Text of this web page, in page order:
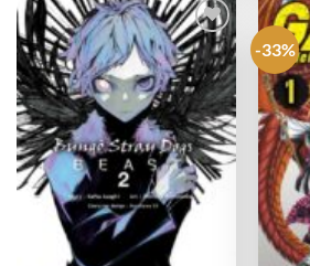
Ajouter
à la
wishlist
-33%